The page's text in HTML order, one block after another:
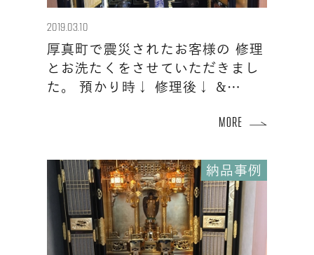
2019.03.10
厚真町で震災されたお客様の 修理
とお洗たくをさせていただきまし
た。 預かり時↓ 修理後↓ &…
納品事例